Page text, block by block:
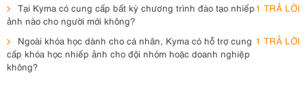
Tại Kyma có cung cấp bất kỳ chương trình đào tạo nhiếp
ảnh nào cho người mới không?
1 TRẢ LỜI
Ngoài khóa học dành cho cá nhân, Kyma có hỗ trợ cung
cấp khóa học nhiếp ảnh cho đội nhóm hoặc doanh nghiệp
không?
1 TRẢ LỜI